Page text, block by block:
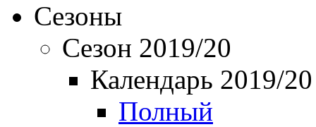
Сезоны
Сезон 2019/20
Календарь 2019/20
Полный